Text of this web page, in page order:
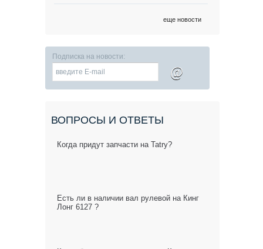
еще новости
Подписка на новости:
@
ВОПРОСЫ И ОТВЕТЫ
Когда придут запчасти на Tatry?
Есть ли в наличии вал рулевой на Кинг
Лонг 6127 ?